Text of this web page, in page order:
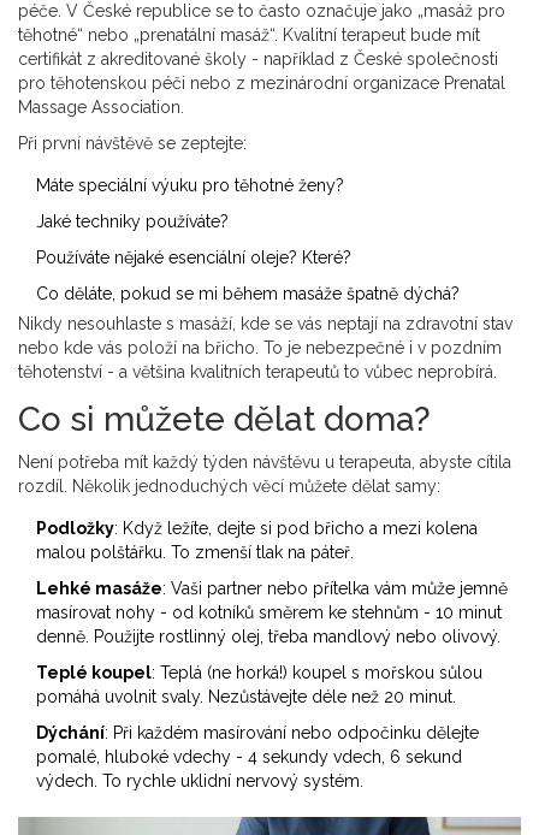
péče. V České republice se to často označuje jako „masáž pro
těhotné“ nebo „prenatální masáž“. Kvalitní terapeut bude mít
certifikát z akreditované školy - například z České společnosti
pro těhotenskou péči nebo z mezinárodní organizace Prenatal
Massage Association.
Při první návštěvě se zeptejte:
Máte speciální výuku pro těhotné ženy?
Jaké techniky používáte?
Používáte nějaké esenciální oleje? Které?
Co děláte, pokud se mi během masáže špatně dýchá?
Nikdy nesouhlaste s masáží, kde se vás neptají na zdravotní stav
nebo kde vás položí na břicho. To je nebezpečné i v pozdním
těhotenství - a většina kvalitních terapeutů to vůbec neprobírá.
Co si můžete dělat doma?
Není potřeba mít každý týden návštěvu u terapeuta, abyste cítila
rozdíl. Několik jednoduchých věcí můžete dělat samy:
Podložky: Když ležíte, dejte si pod břicho a mezi kolena
malou polštářku. To zmenší tlak na páteř.
Lehké masáže: Vaši partner nebo přítelka vám může jemně
masírovat nohy - od kotníků směrem ke stehnům - 10 minut
denně. Použijte rostlinný olej, třeba mandlový nebo olivový.
Teplé koupel: Teplá (ne horká!) koupel s mořskou sůlou
pomáhá uvolnit svaly. Nezůstávejte déle než 20 minut.
Dýchání: Při každém masírování nebo odpočinku dělejte
pomalé, hluboké vdechy - 4 sekundy vdech, 6 sekund
výdech. To rychle uklidní nervový systém.